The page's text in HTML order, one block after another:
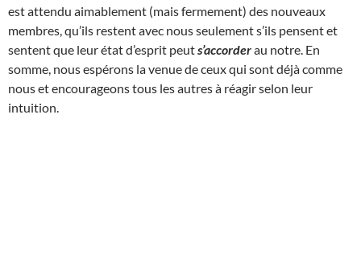
est attendu aimablement (mais fermement) des nouveaux
membres, qu’ils restent avec nous seulement s’ils pensent et
sentent que leur état d’esprit peuts’accorderau notre. En
somme, nous espérons la venue de ceux qui sont déjà comme
nous et encourageons tous les autres à réagir selon leur
intuition.